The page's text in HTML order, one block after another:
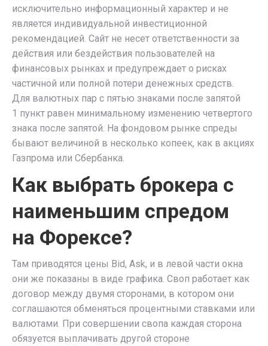
исключительно информационный характер и не
является индивидуальной инвестиционной
рекомендацией. Сайт не несет ответственности за
действия или бездействия пользователей на
финансовых рынках и предупреждает о рисках
частичной или полной потери денежных средств.
Для валютных пар с пятью знаками после запятой
1 пункт равен минимальному изменению четвертого
знака после запятой. На фондовом рынке спреды
бывают величиной в несколько копеек, как в акциях
Газпрома или Сбербанка.
Как выбрать брокера с
наименьшим спредом
на Форексе?
Там приводятся цены Bid, Ask, и в левой части окна
они же показаны в виде графика. Своп работает как
договор между двумя сторонами, в котором они
соглашаются обменяться процентными ставками или
валютами. При совершении свопа каждая сторона
обязуется выплачивать другой стороне